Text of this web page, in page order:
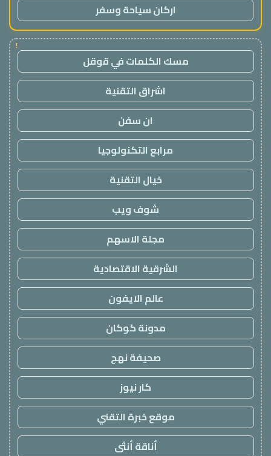
اركان سياحة وسفر
!
مسك الكلمات في قوقل
اشراق التقنية
ان سفن
مرابع التكنولوجيا
خيال التقنية
شوف ويب
مجلة الاسهم
الشرقية الاقتصادية
عالم الايفون
مدونة كوكان
صحيفة نهج
كار نيوز
موقع خبرة التقني
أناقة أنثى